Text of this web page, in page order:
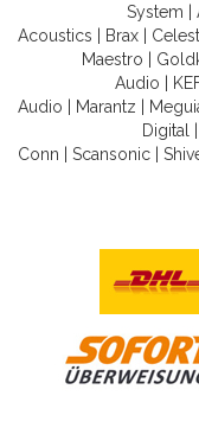
System
Acoustics
Brax
Maestro
Audio
Audio
Marantz
Digital
Conn
Scansonic